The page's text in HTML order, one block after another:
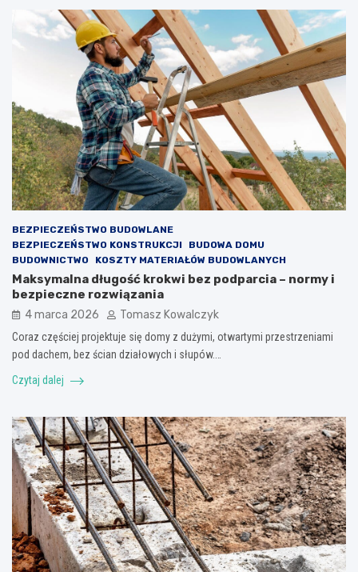
BEZPIECZEŃSTWO BUDOWLANE
BEZPIECZEŃSTWO KONSTRUKCJI
BUDOWA DOMU
BUDOWNICTWO
KOSZTY MATERIAŁÓW BUDOWLANYCH
Maksymalna długość krokwi bez podparcia – normy i
bezpieczne rozwiązania
4 marca 2026 Tomasz Kowalczyk
Coraz częściej projektuje się domy z dużymi, otwartymi przestrzeniami
pod dachem, bez ścian działowych i słupów.…
Czytaj dalej